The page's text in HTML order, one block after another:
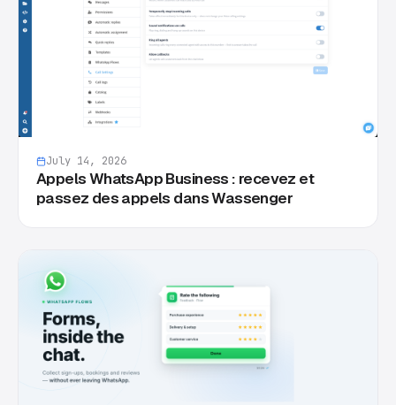
July 14, 2026
Appels WhatsApp Business : recevez et
passez des appels dans Wassenger